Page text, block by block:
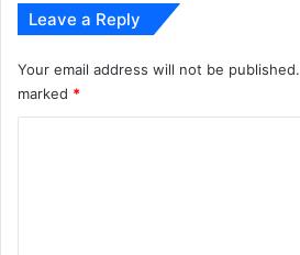
Leave a Reply
Your email address will not be published.
marked *